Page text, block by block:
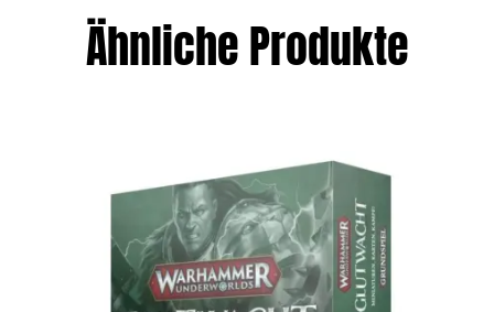
Ähnliche Produkte